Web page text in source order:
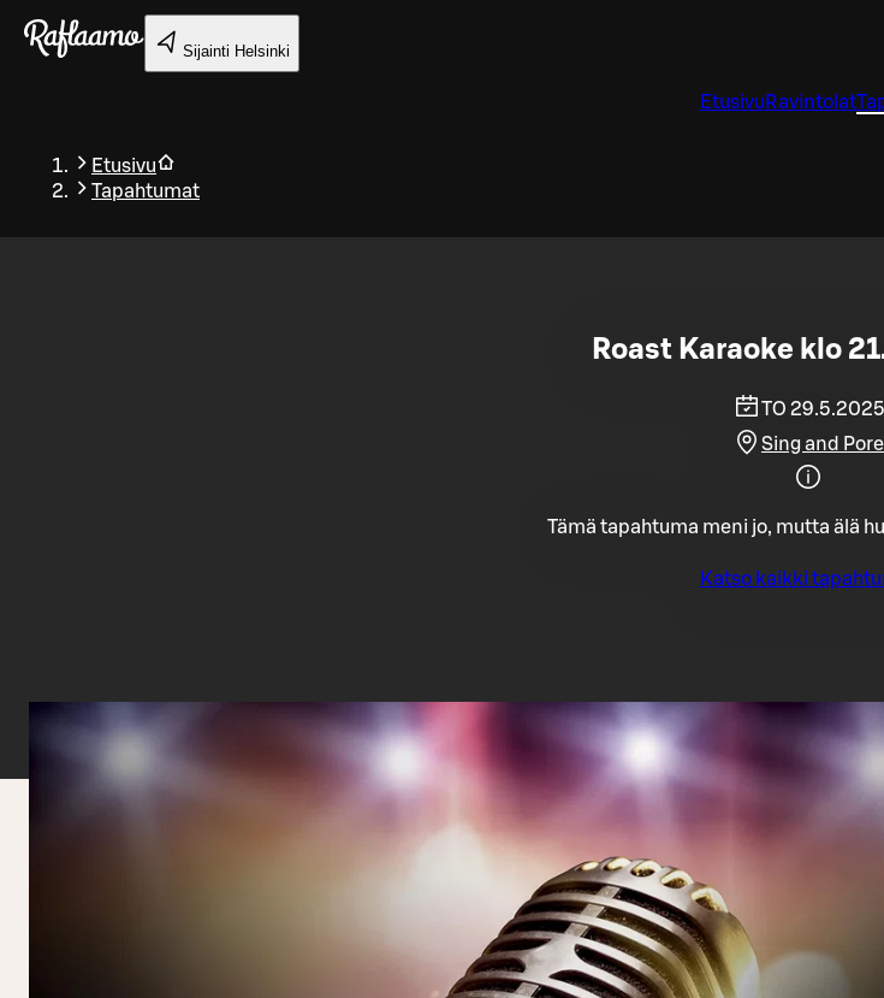
Siirry pääsisältöön
Sijainti Helsinki
Etusivu Ravintolat
Etusivu
Tapahtumat
Takaisin
Roast Karaoke klo
TO 29.5.2025
Sing and Pore
Tämä tapahtuma meni jo, mutta älä
Katso kaikki